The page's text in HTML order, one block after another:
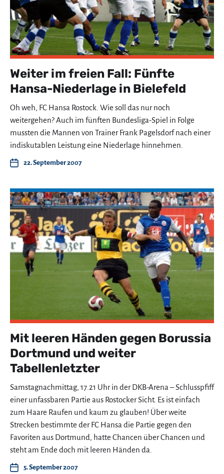
Weiter im freien Fall: Fünfte
Hansa-Niederlage in Bielefeld
Oh weh, FC Hansa Rostock. Wie soll das nur noch
weitergehen? Auch im fünften Bundesliga-Spiel in Folge
mussten die Mannen von Trainer Frank Pagelsdorf nach einer
indiskutablen Leistung eine Niederlage hinnehmen.
22. September 2007
Mit leeren Händen gegen Borussia
Dortmund und weiter
Tabellenletzter
Samstagnachmittag, 17.21 Uhr in der DKB-Arena – Schlusspfiff
einer unfassbaren Partie aus Rostocker Sicht. Es ist einfach
zum Haare Raufen und kaum zu glauben! Über weite
Strecken bestimmte der FC Hansa die Partie gegen den
Favoriten aus Dortmund, hatte Chancen über Chancen und
steht am Ende doch mit leeren Händen da.
5. September 2007